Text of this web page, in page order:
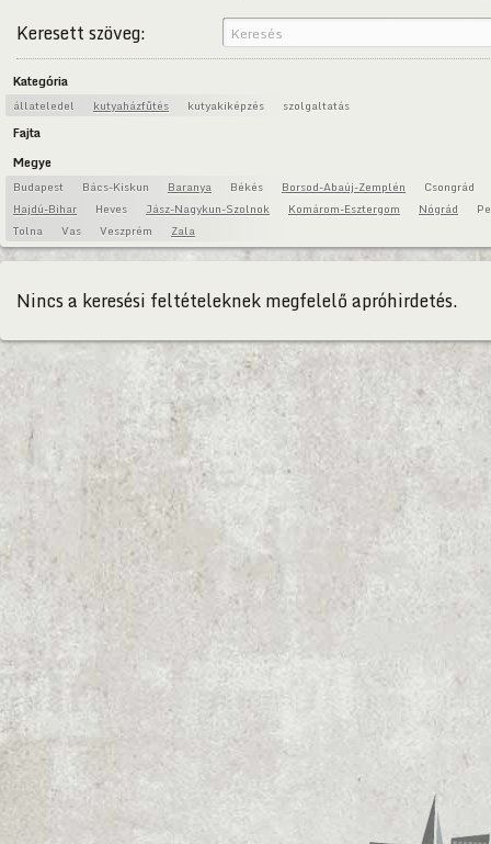
Keresett szöveg:
Kategória
állateledel kutyaházfűtés kutyakiképzés szolgaltatás
Fajta
Megye
Budapest Bács-Kiskun Baranya Békés Borsod-Abaúj-Zemplén
Csongrád
Hajdú-Bihar
Heves Jász-Nagykun-Szolnok Komárom-Esztergom Nógrád
Tolna
Vas Veszprém Zala
Nincs a keresési feltételeknek megfelelő apróhirdetés.